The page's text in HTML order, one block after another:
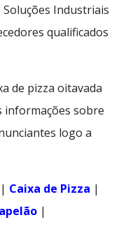
Industriais
qualificados
de pizza oitavada
informações sobre
logo a
| Caixa de Pizza |
|